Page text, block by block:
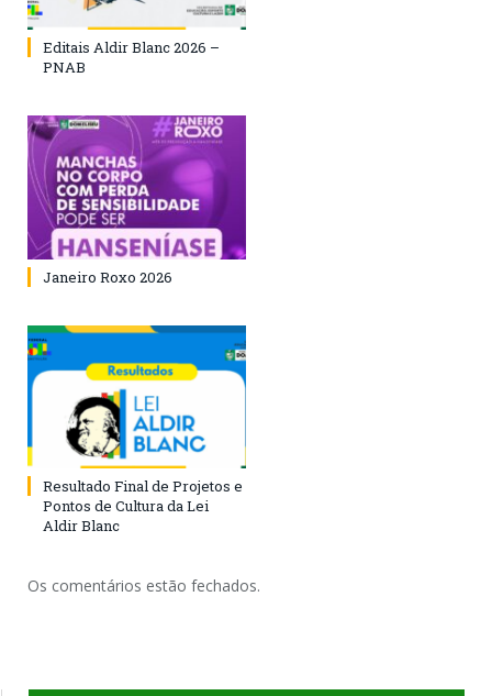
Editais Aldir Blanc 2026 –
PNAB
Janeiro Roxo 2026
Resultado Final de Projetos e
Pontos de Cultura da Lei
Aldir Blanc
Os comentários estão fechados.